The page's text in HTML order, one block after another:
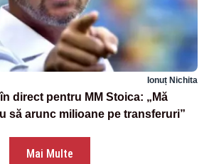
Ionuț Nichita
direct pentru MM Stoica: „Mă
să arunc milioane pe transferuri”
Mai Multe